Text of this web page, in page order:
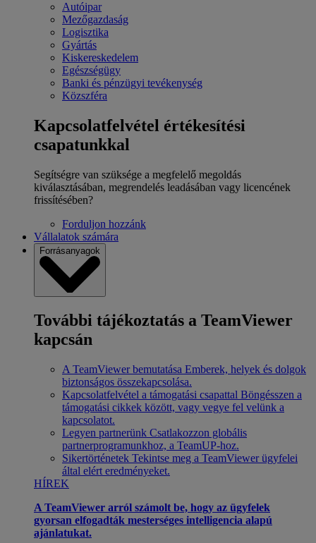
Autóipar
Mezőgazdaság
Logisztika
Gyártás
Kiskereskedelem
Egészségügy
Banki és pénzügyi tevékenység
Közszféra
Kapcsolatfelvétel értékesítési
csapatunkkal
Segítségre van szüksége a megfelelő megoldás
kiválasztásában, megrendelés leadásában vagy licencének
frissítésében?
Forduljon hozzánk
Vállalatok számára
Forrásanyagok
További tájékoztatás a TeamViewer
kapcsán
A TeamViewer bemutatása Emberek, helyek és dolgok
biztonságos összekapcsolása.
Kapcsolatfelvétel a támogatási csapattal Böngésszen a
támogatási cikkek között, vagy vegye fel velünk a
kapcsolatot.
Legyen partnerünk Csatlakozzon globális
partnerprogramunkhoz, a TeamUP-hoz.
Sikertörténetek Tekintse meg a TeamViewer ügyfelei
által elért eredményeket.
HÍREK
A TeamViewer arról számolt be, hogy az ügyfelek
gyorsan elfogadták mesterséges intelligencia alapú
ajánlatukat.